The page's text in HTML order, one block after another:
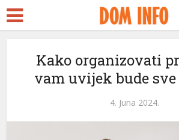
Kako organizovati
vam uvijek bude sve
4. Juna 2024.